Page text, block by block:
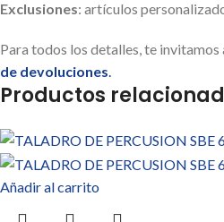
Exclusiones: artículos
Para todos los detalles, te invitamos
de devoluciones
Productos
Añadir al carrito